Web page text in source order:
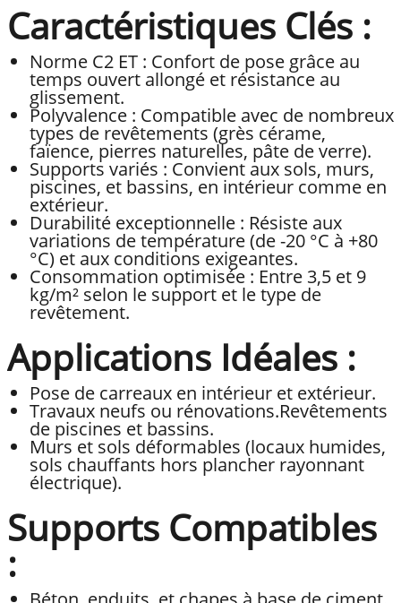
Caractéristiques Clés :
Norme C2 ET : Confort de pose grâce au
temps ouvert allongé et résistance au
glissement.
Polyvalence : Compatible avec de nombreux
types de revêtements (grès cérame,
faïence, pierres naturelles, pâte de verre).
Supports variés : Convient aux sols, murs,
piscines, et bassins, en intérieur comme en
extérieur.
Durabilité exceptionnelle : Résiste aux
variations de température (de -20 °C à +80
°C) et aux conditions exigeantes.
Consommation optimisée : Entre 3,5 et 9
kg/m² selon le support et le type de
revêtement.
Applications Idéales :
Pose de carreaux en intérieur et extérieur.
Travaux neufs ou rénovations.Revêtements
de piscines et bassins.
Murs et sols déformables (locaux humides,
sols chauffants hors plancher rayonnant
électrique).
Supports Compatibles
: